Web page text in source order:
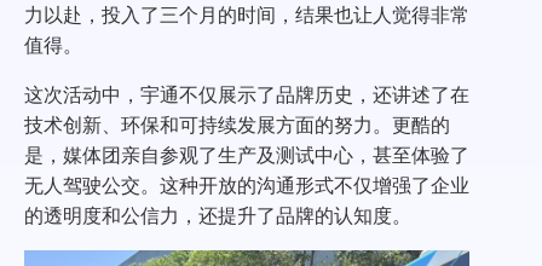
力以赴，投入了三个月的时间，结果也让人觉得非常
值得。
这次活动中，宇通不仅展示了品牌历史，还讲述了在
技术创新、环保和可持续发展方面的努力。更酷的
是，媒体团亲自参观了生产及测试中心，甚至体验了
无人驾驶公交。这种开放的沟通形式不仅增强了企业
的透明度和公信力，还提升了品牌的认知度。